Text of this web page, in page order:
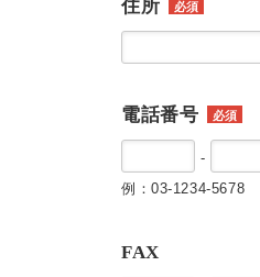
住所 必須
電話番号 必須
-
例：03-1234-5678
FAX